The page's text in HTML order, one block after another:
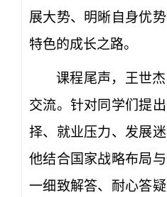
展大势、明晰自身优
特色的成长之路。
课程尾声，王世
交流。针对同学们提
择、就业压力、发展
他结合国家战略布局
一细致解答、耐心答